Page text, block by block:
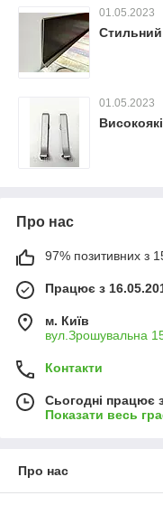
01.05.2023
Стильний
01.05.2023
Про нас
97% позитивних з
Працює з
м. Київ
вул.Зрошувальна
Контакти
Сьогодні працює
Показати весь
Про нас